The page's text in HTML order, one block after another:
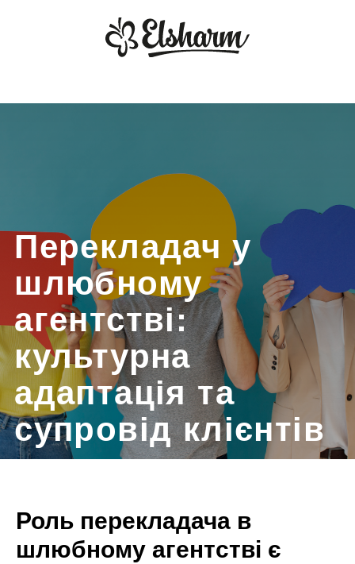
Перекладач у
шлюбному
агентстві:
культурна
адаптація та
супровід клієнтів
Роль перекладача в
шлюбному агентстві є